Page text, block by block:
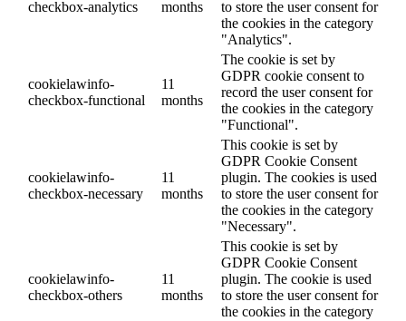
checkbox-analytics
months
to store the user consent for
the cookies in the category
"Analytics".
cookielawinfo-
checkbox-functional
11
months
The cookie is set by
GDPR cookie consent to
record the user consent for
the cookies in the category
"Functional".
cookielawinfo-
checkbox-necessary
11
months
This cookie is set by
GDPR Cookie Consent
plugin. The cookies is used
to store the user consent for
the cookies in the category
"Necessary".
cookielawinfo-
checkbox-others
11
months
This cookie is set by
GDPR Cookie Consent
plugin. The cookie is used
to store the user consent for
the cookies in the category